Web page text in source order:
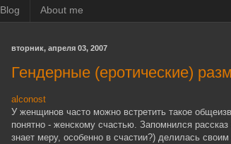
Blog About me
вторник, апреля 03, 2007
Гендерные (еротические)
alconost
У женщинов часто можно встретить такое
понятно - женскому счастью. Запомнился
знает меру, особенно в счастии?) делилась